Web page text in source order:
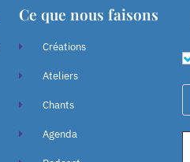
Ce que nous faisons
Créations
Ateliers
Chants
Agenda